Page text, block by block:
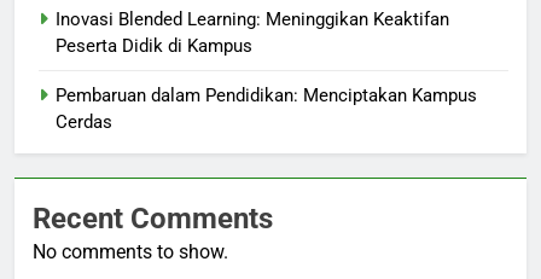
Inovasi Blended Learning: Meninggikan Keaktifan
Peserta Didik di Kampus
Pembaruan dalam Pendidikan: Menciptakan Kampus
Cerdas
Recent Comments
No comments to show.